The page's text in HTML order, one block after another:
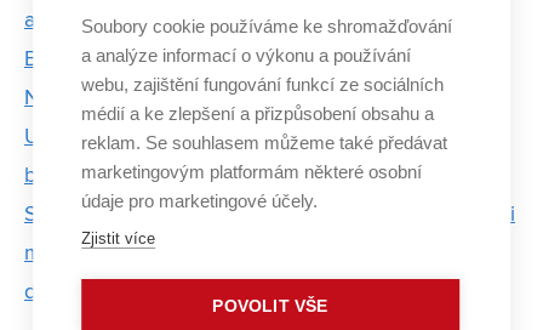
ani v podnikání.“
Barvoslepostí trpí až každý desátý muž. Aplikace
NowYouSee umí vadu zraku kompenzovat
Umělá inteligence od GreyCortexu umí pohlídat
bezpečnost sítě
Spin-off NetX vyvinul platformu pro VUT. Zájem o ni
mají ale i komerční poskytovatelé připojení a
datacentra
Soubory cookie používáme ke shromažďování
a analýze informací o výkonu a používání
webu, zajištění fungování funkcí ze sociálních
médií a ke zlepšení a přizpůsobení obsahu a
reklam. Se souhlasem můžeme také předávat
marketingovým platformám některé osobní
údaje pro marketingové účely.
Zjistit více
POVOLIT VŠE